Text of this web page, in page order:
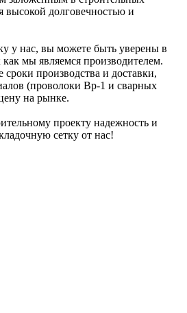
долговечностью и
у нас, вы можете быть уверены в
как мы являемся производителем.
производства и доставки,
(проволоки Вр-1 и сварных
на рынке.
проекту надежность и
сетку от нас!